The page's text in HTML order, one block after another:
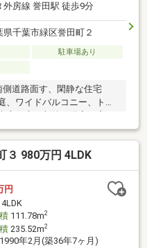
外房線 誉田駅 徒歩9分
県千葉市緑区誉田町２
駐車場あり
道路面す、閑静な住宅
、ワイドバルコニー、トイ
小学校 徒歩10分以内、２世
３ 980万円 4LDK
円
4LDK
111.78m2
235.52m2
1990年2月(築36年7ヶ月)